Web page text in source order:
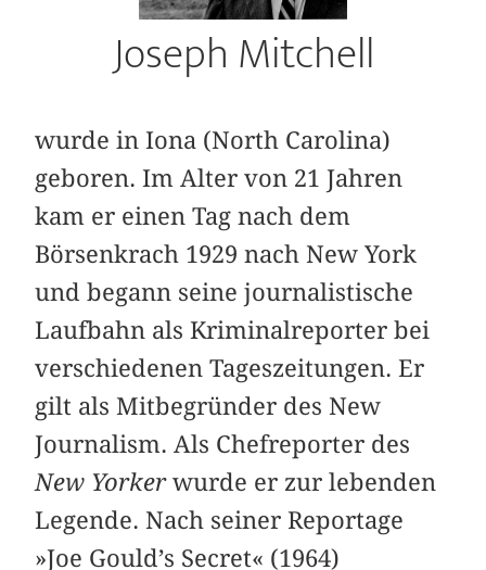
Joseph Mitchell
wurde in Iona (North Carolina)
geboren. Im Alter von 21 Jahren
kam er einen Tag nach dem
Börsenkrach 1929 nach New York
und begann seine journalistische
Laufbahn als Kriminalreporter bei
verschiedenen Tageszeitungen. Er
gilt als Mitbegründer des New
Journalism. Als Chefreporter des
New Yorkerwurde er zur lebenden
Legende. Nach seiner Reportage
»Joe Gould’s Secret« (1964)